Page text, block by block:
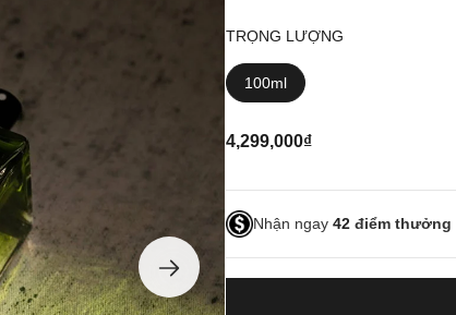
TRỌNG LƯỢNG
100ml
4,299,000₫
Nhận ngay 42 điểm thưởng